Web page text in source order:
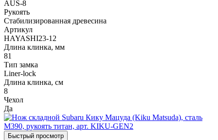
AUS-8
Рукоять
Стабилизированная древесина
Артикул
HAYASHI23-12
Длина клинка, мм
81
Тип замка
Liner-lock
Длина клинка, см
8
Чехол
Да
Быстрый просмотр